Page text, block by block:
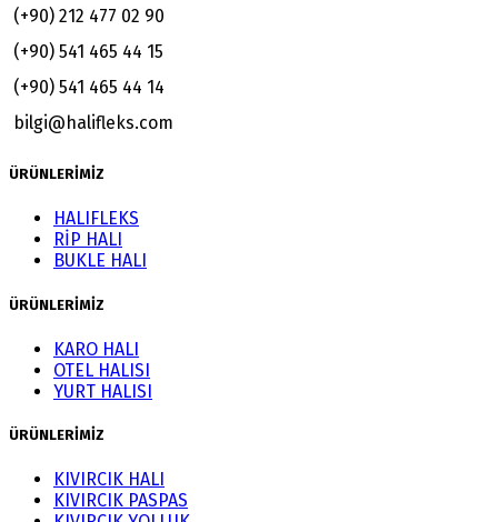
(+90) 212 477 02 90
(+90) 541 465 44 15
(+90) 541 465 44 14
bilgi@halifleks.com
ÜRÜNLERİMİZ
HALIFLEKS
RİP HALI
BUKLE HALI
ÜRÜNLERİMİZ
KARO HALI
OTEL HALISI
YURT HALISI
ÜRÜNLERİMİZ
KIVIRCIK HALI
KIVIRCIK PASPAS